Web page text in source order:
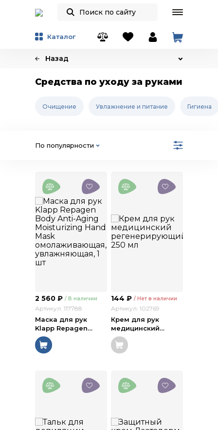
Каталог
Назад
Средства по уходу за руками
Очищение Увлажнение и питание Гигиена
По популярности
2 560 ₽ / В наличии
Артикул: 117788
Маска для рук
Klapp Repagen…
144 ₽ / Нет в наличии
Артикул: 102769
Крем для рук
медицинский…